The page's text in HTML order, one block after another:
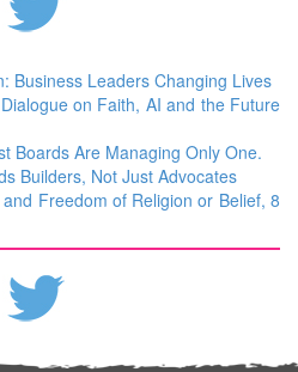
Business Leaders Changing Lives
on Faith, AI and the Future
Boards Are Managing Only One.
Builders, Not Just Advocates
Freedom of Religion or Belief, 8